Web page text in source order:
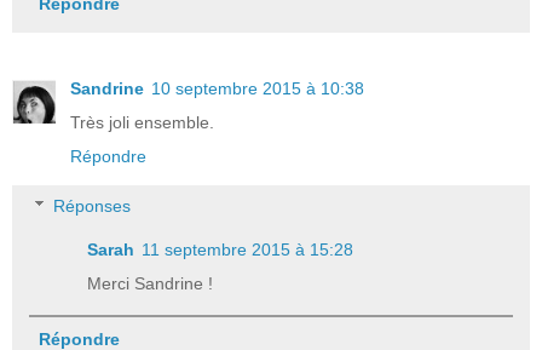
Sandrine 10 septembre 2015 à 10:38
Très joli ensemble.
Répondre
Réponses
Sarah 11 septembre 2015 à 15:28
Merci Sandrine !
Répondre